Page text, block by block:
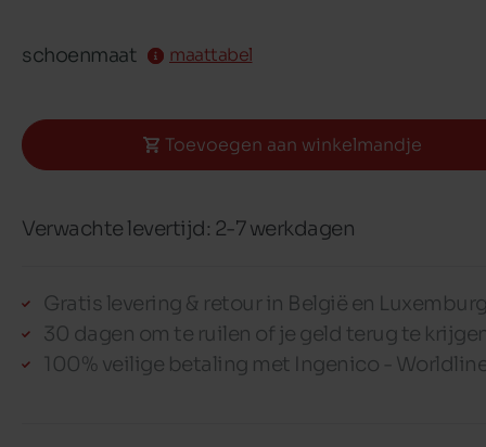
schoenmaat maattabel
Toevoegen aan winkelmandje
Verwachte levertijd: 2-7 werkdagen
Gratis levering & retour in België en
30 dagen om te ruilen of je geld terug te
100% veilige betaling met Ingenico -